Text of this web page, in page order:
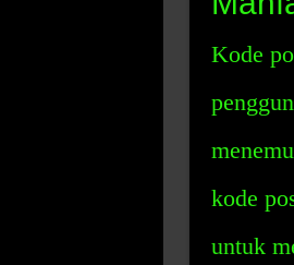
Kode
kode
untuk